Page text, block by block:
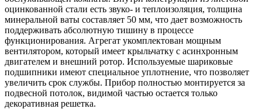
оцинкованной стали есть звуко- и теплоизоляция, толщина
минеральной ваты составляет 50 мм, что дает возможность
поддерживать абсолютную тишину в процессе
функционирования. Агрегат укомплектован мощным
вентилятором, который имеет крыльчатку с асинхронным
двигателем и внешний ротор. Используемые шариковые
подшипники имеют специальное уплотнение, что позволяет
увеличить срок службы. Прибор полностью монтируется за
подвесной потолок, видимой частью остается только
декоративная решетка.